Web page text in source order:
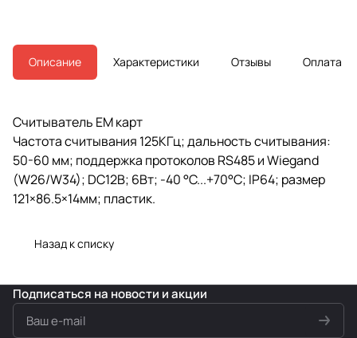
Описание Характеристики Отзывы Оплата
Считыватель EM карт
Частота считывания 125КГц; дальность считывания:
50-60 мм; поддержка протоколов RS485 и Wiegand
(W26/W34); DC12В; 6Вт; -40 °C...+70°C; IP64; размер
121×86.5×14мм; пластик.
Назад к списку
Подписаться на новости и акции